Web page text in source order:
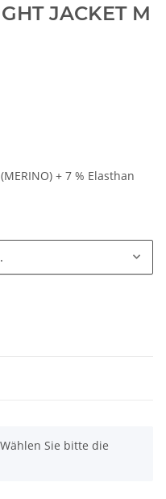
JACKET M
+ 7 % Elasthan
Sie bitte die